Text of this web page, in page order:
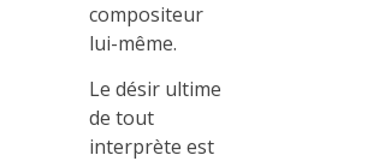
compositeur
lui-même.
Le désir ultime
de tout
interprète est